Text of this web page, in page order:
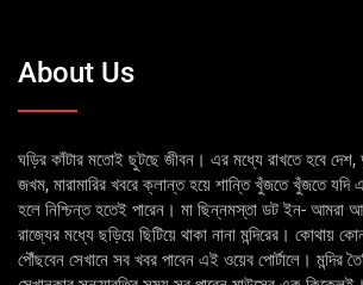
About Us
ঘড়ির কাঁটার মতোই ছুটছে জীবন। এর মধ্যে রাখতে হবে
জখম, মারামারির খবরে ক্লান্ত হয়ে শান্তি খুঁজতে খুঁজতে
হলে নিশ্চিন্ত হতেই পারেন। মা ছিন্নমস্তা ডট ইন- আমরা
রাজ্যের মধ্যে ছড়িয়ে ছিটিয়ে থাকা নানা মন্দিরের। কোথায়
পৌঁছবেন সেখানে সব খবর পাবেন এই ওয়েব পোর্টালে। মন্দির